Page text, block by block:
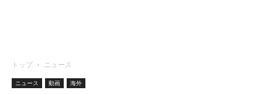
トップ ニュース
ニュース 動画 海外